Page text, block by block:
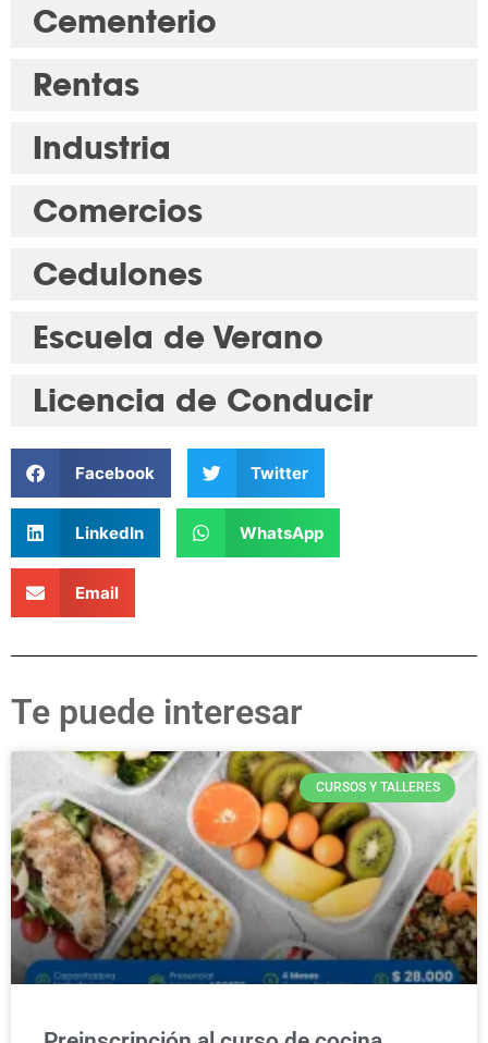
Cementerio
Rentas
Industria
Comercios
Cedulones
Escuela de Verano
Licencia de Conducir
Facebook Twitter
LinkedIn WhatsApp
Email
Te puede interesar
CURSOS Y TALLERES